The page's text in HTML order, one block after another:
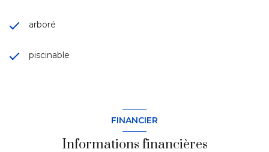
arboré
piscinable
FINANCIER
Informations financières